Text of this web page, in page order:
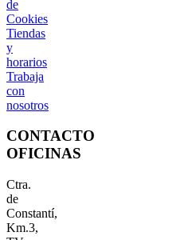
de
Cookies
Tiendas
y
horarios
Trabaja
con
nosotros
CONTACTO
OFICINAS
Ctra.
de
Constantí,
Km.3,